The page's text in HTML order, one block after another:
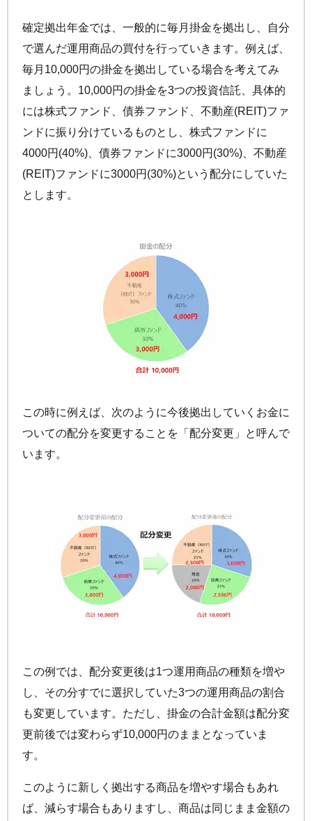
確定拠出年金では、一般的に毎月掛金を拠出し、自分
で選んだ運用商品の買付を行っていきます。例えば、
毎月10,000円の掛金を拠出している場合を考えてみ
ましょう。10,000円の掛金を3つの投資信託、具体的
には株式ファンド、債券ファンド、不動産(REIT)ファ
ンドに振り分けているものとし、株式ファンドに
4000円(40%)、債券ファンドに3000円(30%)、不動産
(REIT)ファンドに3000円(30%)という配分にしていた
とします。
この時に例えば、次のように今後拠出していくお金に
ついての配分を変更することを「配分変更」と呼んで
います。
この例では、配分変更後は1つ運用商品の種類を増や
し、その分すでに選択していた3つの運用商品の割合
も変更しています。ただし、掛金の合計金額は配分変
更前後では変わらず10,000円のままとなっていま
す。
このように新しく拠出する商品を増やす場合もあれ
ば、減らす場合もありますし、商品は同じまま金額の